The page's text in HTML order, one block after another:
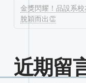
金獎閃耀！品設系校
脫穎而出👏
近期留